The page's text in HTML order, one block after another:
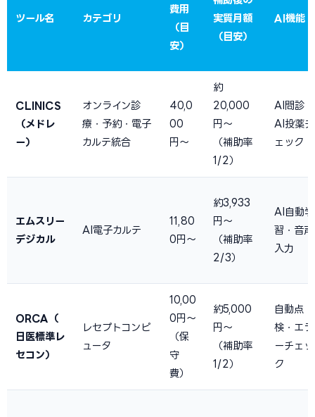
ツール名 カテゴリ
費用
（目
安）
実質月額
（目安）
AI機能
CLINICS
（メドレ
ー）
オンライン診
療・予約・電子
カルテ統合
40,0
00
円〜
約
20,000
円〜
（補助率
1/2）
AI問診・
AI投薬チ
ェック
エムスリー
デジカル
AI電子カルテ
11,80
0円〜
約3,933
円〜
（補助率
2/3）
AI自動学
習・音声
入力
ORCA（
日医標準レ
セコン）
レセプトコンピ
ュータ
10,00
0円〜
（保
守
費）
約5,000
円〜
（補助率
1/2）
自動点
検・エラ
ーチェッ
ク